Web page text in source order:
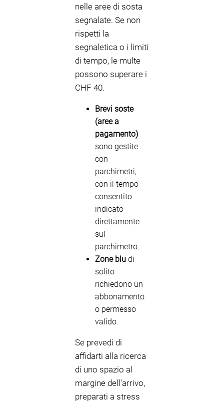
nelle aree di sosta
segnalate. Se non
rispetti la
segnaletica o i limiti
di tempo, le multe
possono superare i
CHF 40.
Brevi soste
(aree a
pagamento)
sono gestite
con
parchimetri,
con il tempo
consentito
indicato
direttamente
sul
parchimetro.
Zone blu di
solito
richiedono un
abbonamento
o permesso
valido.
Se prevedi di
affidarti alla ricerca
di uno spazio al
margine dell'arrivo,
preparati a stress